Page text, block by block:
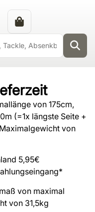
von 175cm,
(=1x längste Seite +
von
5,95€
von maximal
von 31,5kg